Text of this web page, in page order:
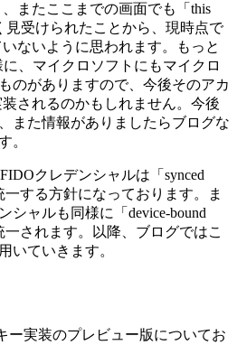
またここまでの画面でも「this
見受けられたことから、現時点で
ないように思われます。もっと
に、マイクロソフトにもマイクロ
のがありますので、今後そのアカ
されるのかもしれません。今後
また情報がありましたらブログな
。
クレデンシャルは「synced
一する方針になっております。ま
シャルも同様に「device-bound
一されます。以降、ブログではこ
いていきます。
ー実装のプレビュー版についてお